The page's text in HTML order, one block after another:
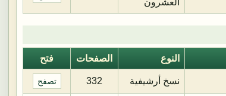
النوع الصفحات فتح
نسخ أرشيفية 332 تصفح